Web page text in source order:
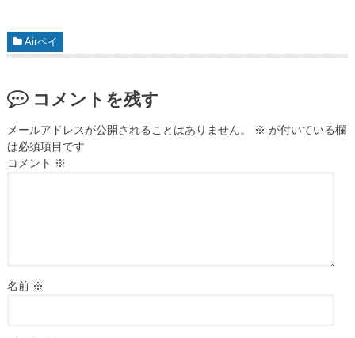
Airペイ
コメントを残す
メールアドレスが公開されることはありません。 ※ が付いている欄
は必須項目です
コメント ※
名前 ※